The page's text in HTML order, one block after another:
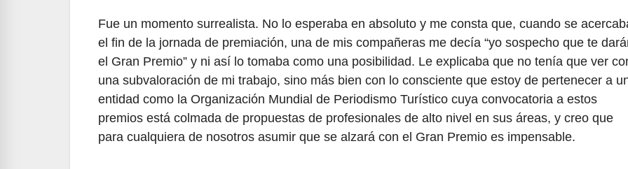
Fue un momento surrealista. No lo esperaba en absoluto y me consta que, cuando se
el fin de la jornada de premiación, una de mis compañeras me decía “yo sospecho que te
el Gran Premio” y ni así lo tomaba como una posibilidad. Le explicaba que no tenía que ver
una subvaloración de mi trabajo, sino más bien con lo consciente que estoy de pertenecer a
entidad como la Organización Mundial de Periodismo Turístico cuya convocatoria a estos
premios está colmada de propuestas de profesionales de alto nivel en sus áreas, y creo que
para cualquiera de nosotros asumir que se alzará con el Gran Premio es impensable.